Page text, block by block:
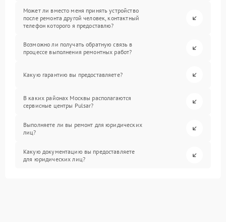
Может ли вместо меня принять устройство
после ремонта другой человек, контактный
телефон которого я предоставлю?
Возможно ли получать обратную связь в
процессе выполнения ремонтных работ?
Какую гарантию вы предоставляете?
В каких районах Москвы располагаются
сервисные центры Pulsar?
Выполняете ли вы ремонт для юридических
лиц?
Какую документацию вы предоставляете
для юридических лиц?